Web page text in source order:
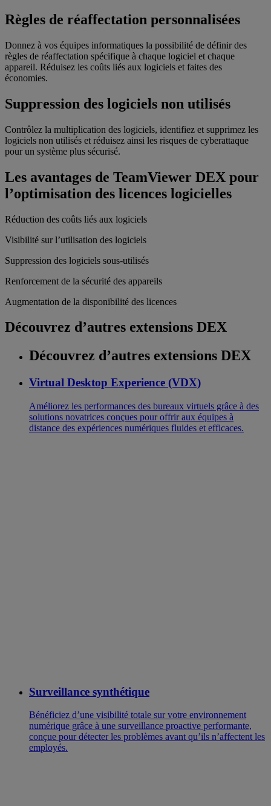
Règles de réaffectation personnalisées
Donnez à vos équipes informatiques la possibilité de définir des
règles de réaffectation spécifique à chaque logiciel et chaque
appareil. Réduisez les coûts liés aux logiciels et faites des
économies.
Suppression des logiciels non utilisés
Contrôlez la multiplication des logiciels, identifiez et supprimez les
logiciels non utilisés et réduisez ainsi les risques de cyberattaque
pour un système plus sécurisé.
Les avantages de TeamViewer DEX pour
l’optimisation des licences logicielles
Réduction des coûts liés aux logiciels
Visibilité sur l’utilisation des logiciels
Suppression des logiciels sous-utilisés
Renforcement de la sécurité des appareils
Augmentation de la disponibilité des licences
Découvrez d’autres extensions DEX
Découvrez d’autres extensions DEX
Virtual Desktop Experience (VDX)
Améliorez les performances des bureaux virtuels grâce à des
solutions novatrices conçues pour offrir aux équipes à
distance des expériences numériques fluides et efficaces.
Surveillance synthétique
Bénéficiez d’une visibilité totale sur votre environnement
numérique grâce à une surveillance proactive performante,
conçue pour détecter les problèmes avant qu’ils n’affectent les
employés.